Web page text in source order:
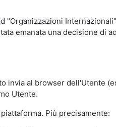
emanata una decisione
al browser dell'Utente
Utente.
Più precisamente: